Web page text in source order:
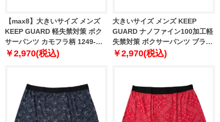
【max8】大きいサイズ メンズ
KEEP GUARD 軽失禁対策 ボク
サーパンツ カモフラ柄 1249-
4340-4 4L 5L 6L 7L 8L
￥2,970(税込)
大きいサイズ メンズ KEEP
GUARD ナノファイン100加工軽
失禁対策 ボクサーパンツ ブラッ
ク 1249-6210-1 4L 5L 6L 7L 8L
￥2,970(税込)